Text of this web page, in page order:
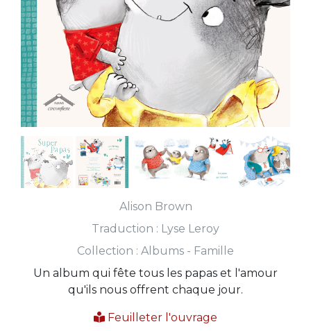
Alison Brown
Traduction : Lyse Leroy
Collection : Albums - Famille
Un album qui fête tous les papas et l'amour
qu'ils nous offrent chaque jour.
Feuilleter l'ouvrage